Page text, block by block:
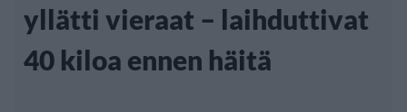
yllätti vieraat – laihduttivat
40 kiloa ennen häitä